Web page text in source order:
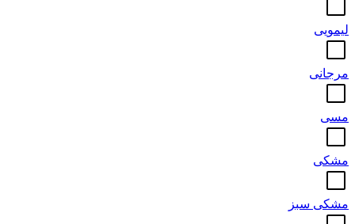
لیمویی
مرجانی
مسی
مشکی
مشکی سبز